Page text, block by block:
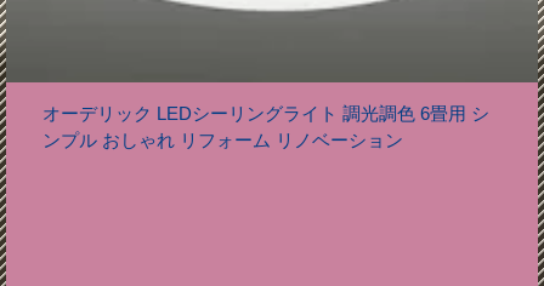
オーデリック LEDシーリングライト 調光調色 6畳用 シ
ンプル おしゃれ リフォーム リノベーション